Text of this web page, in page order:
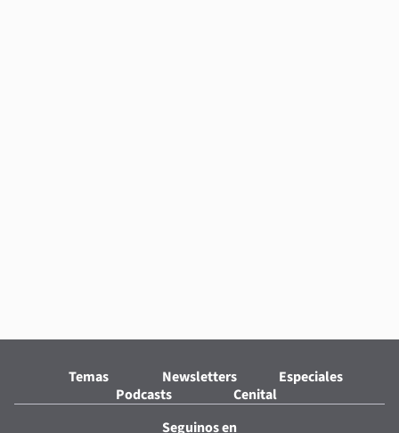
Temas Newsletters
Especiales
Podcasts
Cenital
Seguinos en